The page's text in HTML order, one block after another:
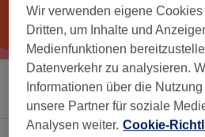
Sortieren nach
Wir verwenden eigene
Dritten, um Inhalte und
Medienfunktionen
Datenverkehr zu analysieren.
Informationen über die
unsere Partner für soziale
Analysen weiter. Cookie-